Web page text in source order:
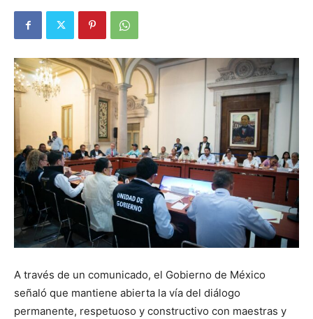
A través de un comunicado, el Gobierno de México
señaló que mantiene abierta la vía del diálogo
permanente, respetuoso y constructivo con maestras y